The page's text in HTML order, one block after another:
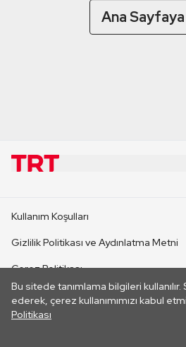
Ana
Bu sitede tanımlama bilgileri
ederek, çerez kullanımımızı kabul
Politikası
CANLI YAYINLAR
Kullanım Koşulları
Gizlilik Politikası ve Aydınlatma Metni
Çerez Politikası
İletişim
Her hakkı saklıdır. ©2026 TRT.